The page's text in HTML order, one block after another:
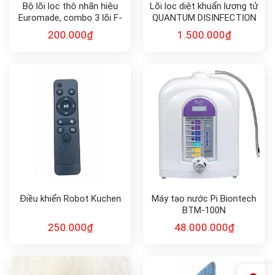
Bộ lõi lọc thô nhãn hiệu
Euromade, combo 3 lõi F-
Combo1-2-3
200.000₫
Lõi lọc diệt khuẩn lượng tử
QUANTUM DISINFECTION
F-QD10
1.500.000₫
Điều khiển Robot Kuchen
250.000₫
Máy tạo nước Pi Biontech
BTM-100N
48.000.000₫